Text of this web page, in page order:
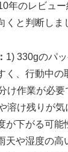
年のレビュ
と判断しま
1) 330gのパ
く、行動中の
け作業が必要
溶け残りが気
が下がる可能
天や湿度の高